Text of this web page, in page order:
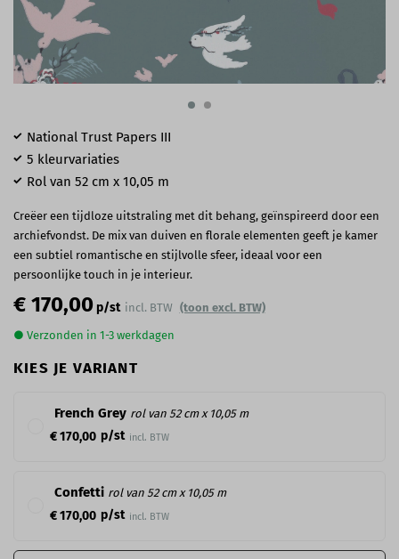
€ 170,00p/st incl. BTW (toon excl. BTW)
● Verzonden in 1-3 werkdagen
KIES JE VARIANT
French Grey rol van 52 cm x 10,05 m
€ 170,00 p/st incl. BTW
Confetti rol van 52 cm x 10,05 m
€ 170,00 p/st incl. BTW
National Trust Papers III
5 kleurvariaties
Rol van 52 cm x 10,05 m
Creëer een tijdloze uitstraling met dit behang, geïnspireerd door een
archiefvondst. De mix van duiven en florale elementen geeft je kamer
een subtiel romantische en stijlvolle sfeer, ideaal voor een
persoonlijke touch in je interieur.